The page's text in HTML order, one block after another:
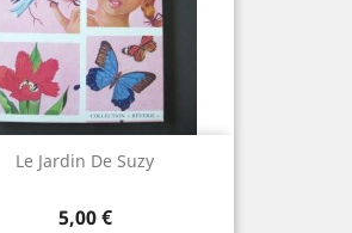
Le Jardin De Suzy
Prix
5,00 €